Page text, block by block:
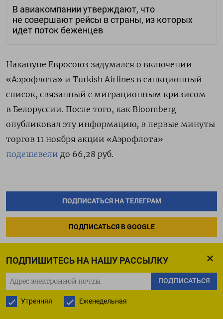
ПОДПИШИТЕСЬ НА НАШУ РАССЫЛКУ
ПОДПИСАТЬСЯ
Утренняя Еженедельная
В авиакомпании утверждают, что
не совершают рейсы в страны, из которых
идет поток беженцев
Накануне Евросоюз задумался о включении
«Аэрофлота» и Turkish Airlines в санкционный
список, связанный с миграционным кризисом
в Белоруссии. После того, как Bloomberg
опубликовал эту информацию, в первые минуты
торгов 11 ноября акции «Аэрофлота»
подешевели до 66,28 руб.
ПОДПИСАТЬСЯ НА ТЕЛЕГРАМ
ПОДПИСАТЬСЯ В GOOGLE
Премьер Польши обвинил